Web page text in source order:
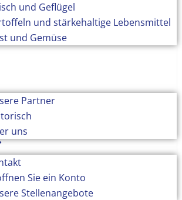
und Geflügel
und stärkehaltige Lebensmittel
und Gemüse
Partner
uns
Sie ein Konto
Stellenangebote